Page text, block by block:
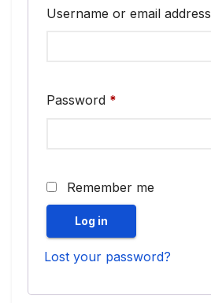
Username or email address
Password *
Remember me
Log in
Lost your password?